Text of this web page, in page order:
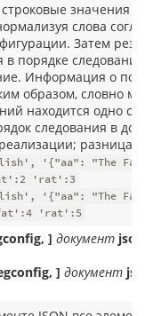
значения в
слова
Затем
в порядке
Информация о
образом, словно
находится одно
следования в
реализации; разница
'{"aa": "The
'rat':3
'{"aa": "The
'rat':5
] документ
] документ